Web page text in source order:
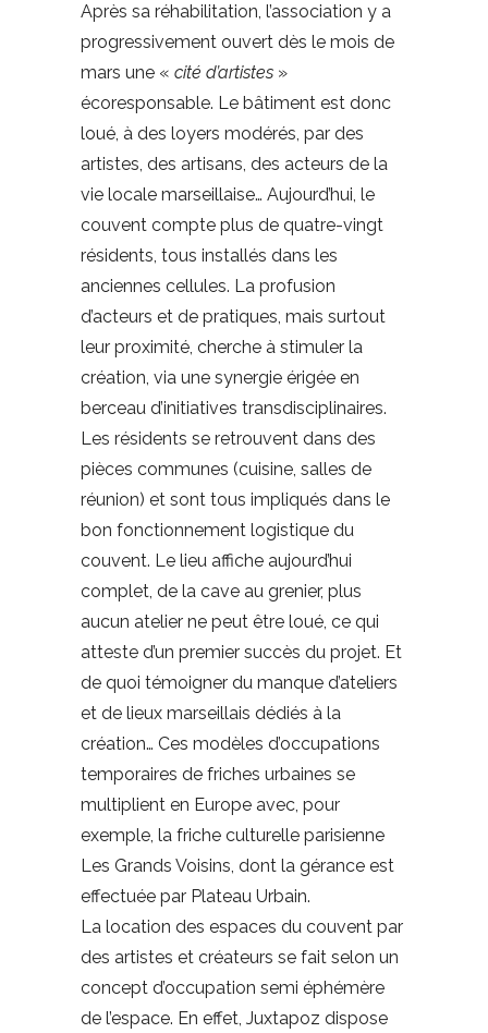
Après sa réhabilitation, l’association y a
progressivement ouvert dès le mois de
mars une « cité d’artistes »
écoresponsable. Le bâtiment est donc
loué, à des loyers modérés, par des
artistes, des artisans, des acteurs de la
vie locale marseillaise… Aujourd’hui, le
couvent compte plus de quatre-vingt
résidents, tous installés dans les
anciennes cellules. La profusion
d’acteurs et de pratiques, mais surtout
leur proximité, cherche à stimuler la
création, via une synergie érigée en
berceau d’initiatives transdisciplinaires.
Les résidents se retrouvent dans des
pièces communes (cuisine, salles de
réunion) et sont tous impliqués dans le
bon fonctionnement logistique du
couvent. Le lieu affiche aujourd’hui
complet, de la cave au grenier, plus
aucun atelier ne peut être loué, ce qui
atteste d’un premier succès du projet. Et
de quoi témoigner du manque d’ateliers
et de lieux marseillais dédiés à la
création… Ces modèles d’occupations
temporaires de friches urbaines se
multiplient en Europe avec, pour
exemple, la friche culturelle parisienne
Les Grands Voisins, dont la gérance est
effectuée par Plateau Urbain.
La location des espaces du couvent par
des artistes et créateurs se fait selon un
concept d’occupation semi éphémère
de l’espace. En effet, Juxtapoz dispose